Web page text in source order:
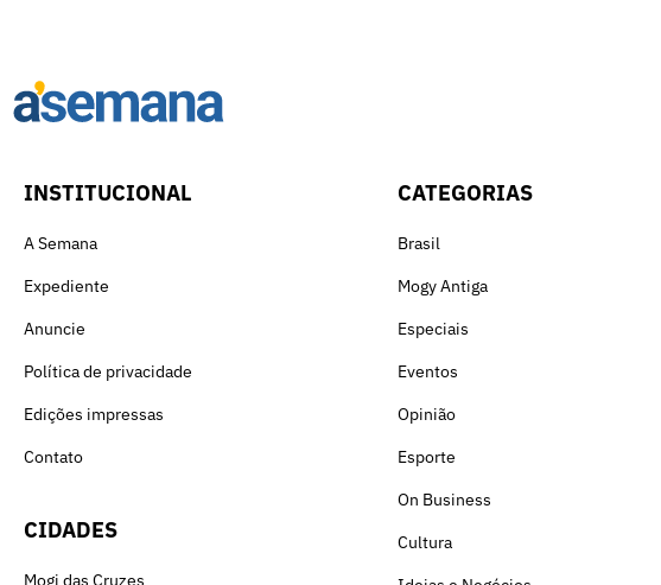
INSTITUCIONAL
A Semana
Expediente
Anuncie
Política de privacidade
Edições impressas
Contato
CIDADES
Mogi das Cruzes
CATEGORIAS
Brasil
Mogy Antiga
Especiais
Eventos
Opinião
Esporte
On Business
Cultura